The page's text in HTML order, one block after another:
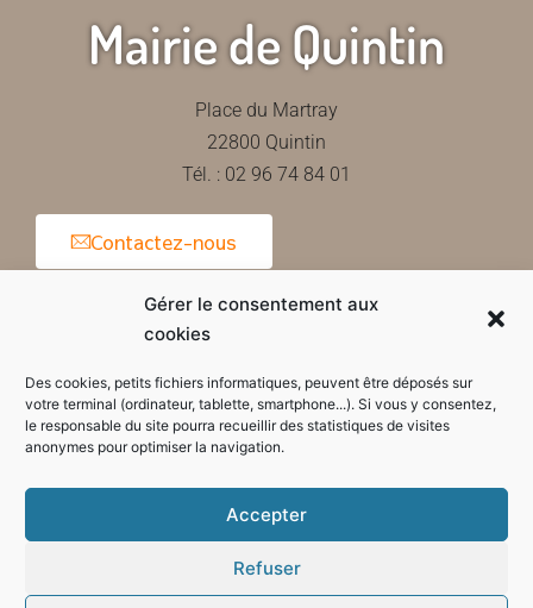
Gérer le consentement aux
cookies
Des cookies, petits fichiers informatiques, peuvent être déposés sur
votre terminal (ordinateur, tablette, smartphone...). Si vous y consentez,
le responsable du site pourra recueillir des statistiques de visites
anonymes pour optimiser la navigation.
Accepter
Refuser
Mairie de Quintin
Place du Martray
22800 Quintin
Tél. : 02 96 74 84 01
Contactez-nous
Horaires d'ouverture de la mairie